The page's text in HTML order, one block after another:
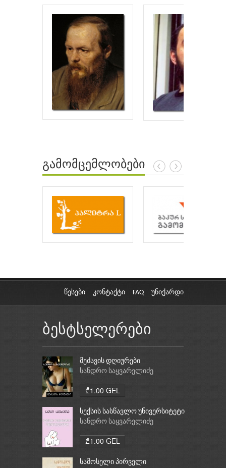
გამომცემლობები
წესები კონტაქტი FAQ უნიქარდი
ბესტსელერები
მეძავის დღიურები
სანდრო საყვარელიძე
₾1.00 GEL
სექსის სასწავლო უნივერსიტეტი
სანდრო საყვარელიძე
₾1.00 GEL
სამოსელი პირველი